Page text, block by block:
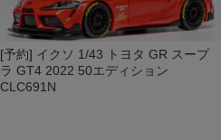
[予約] イクソ 1/43 トヨタ GR スープ
ラ GT4 2022 50エディション
CLC691N